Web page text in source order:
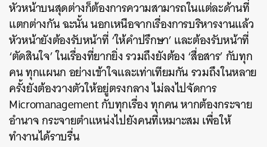
หัวหน้าบนสุดต่างก็ต้องการความสามารถในแต่ละด้านที่
แตกต่างกัน ฉะนั้น นอกเหนือจากเรื่องการบริหารงานแล้ว
หัวหน้ายังต้องรับหน้าที่ ‘ให้คำปรึกษา’ และต้องรับหน้าที่
‘ตัดสินใจ’ ในเรื่องที่ยากยิ่ง รวมถึงยังต้อง ‘สื่อสาร’ กับทุก
คน ทุกแผนก อย่างเข้าใจและเท่าเทียมกัน รวมถึงในหลาย
ครั้งยังต้องวางตัวให้อยู่ตรงกลาง ไม่ลงไปจัดการ
Micromanagement กับทุกเรื่อง ทุกคน หากต้องกระจาย
อำนาจ กระจายตำแหน่งไปยังคนที่เหมาะสม เพื่อให้
ทำงานได้ราบรื่น